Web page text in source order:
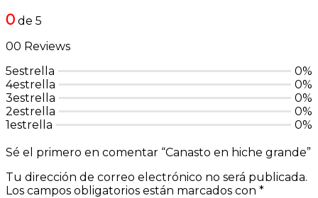
0 de 5
00 Reviews
5estrella
0%
4estrella
0%
3estrella
0%
2estrella
0%
1estrella
0%
Sé el primero en comentar “Canasto en hiche grande”
Tu dirección de correo electrónico no será publicada.
Los campos obligatorios están marcados con *